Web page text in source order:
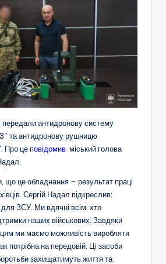
антидронову систему
та антидронову рушницю
Про цеповідомив міський голова
що це обладнання – результат праці
Сергій Надал підкреслив:
ЗСУ. Ми вдячні всім, хто
наших військових. Завдяки
ми маємо можливість виробляти
потрібна на передовій. Ці засоби
захищатимуть життя та